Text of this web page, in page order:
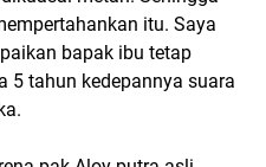
itu. Saya
bapak ibu tetap
5 tahun kedepannya suara